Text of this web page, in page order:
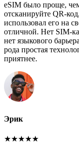
eSIM было проще,
отсканируйте QR-
использовал его на
отличной. Нет SIM-
нет языкового
рода простая
приятнее.
Эрик
★★★★★